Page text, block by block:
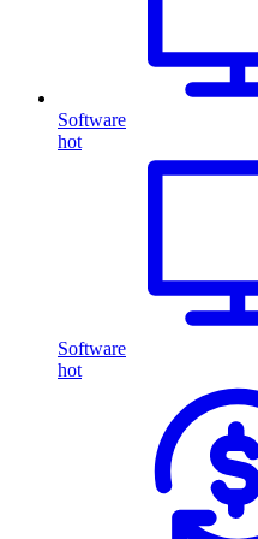
Software
hot
Software
hot